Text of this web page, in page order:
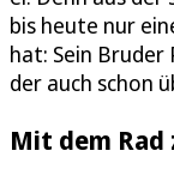
bis heute nur
hat: Sein Bruder
der auch schon
Mit dem Rad